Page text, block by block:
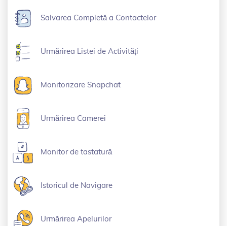
Salvarea Completă a Contactelor
Urmărirea Listei de Activități
Monitorizare Snapchat
Urmărirea Camerei
Monitor de tastatură
Istoricul de Navigare
Urmărirea Apelurilor